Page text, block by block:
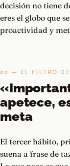
decisión no tiene
eres el globo que
proactividad y
02 — EL FILTRO DE
apetece,
meta
El tercer hábito,
suena a frase de